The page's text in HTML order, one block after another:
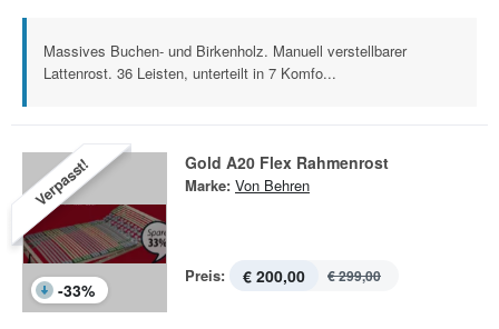
Massives Buchen- und Birkenholz. Manuell verstellbarer
Lattenrost. 36 Leisten, unterteilt in 7 Komfo...
Verpasst!
-33%
Gold A20 Flex Rahmenrost
Marke: Von Behren
Preis: € 200,00 € 299,00